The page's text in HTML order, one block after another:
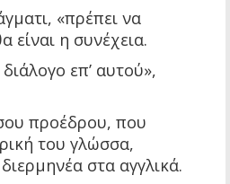
«πρέπει να
είναι η συνέχεια.
επ’ αυτού»,
προέδρου, που
του γλώσσα,
στα αγγλικά.